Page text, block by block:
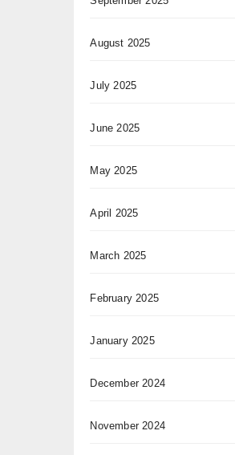
August 2025
July 2025
June 2025
May 2025
April 2025
March 2025
February 2025
January 2025
December 2024
November 2024